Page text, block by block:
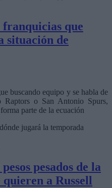
que
situación de
buscando equipo y se habla de
o San Antonio Spurs,
parte de la ecuación
pesados de la
a Russell